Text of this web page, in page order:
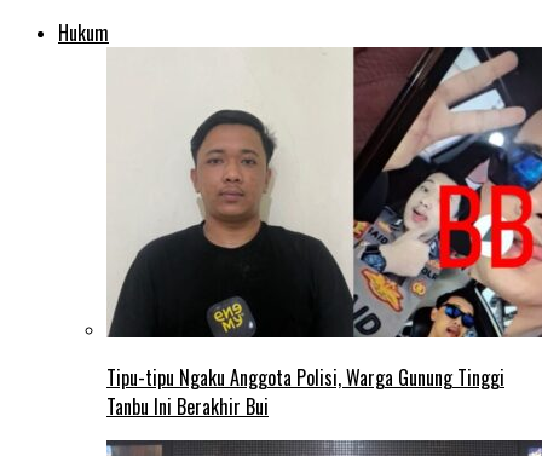
Hukum
Tipu-tipu Ngaku Anggota Polisi, Warga Gunung Tinggi
Tanbu Ini Berakhir Bui